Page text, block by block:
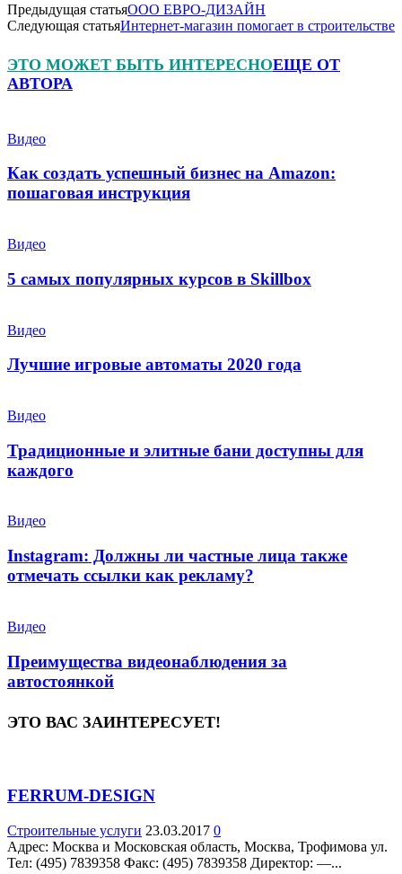
Предыдущая статьяООО ЕВРО-ДИЗАЙН
Следующая статьяИнтернет-магазин помогает в строительстве
ЭТО МОЖЕТ БЫТЬ ИНТЕРЕСНОЕЩЕ ОТ
АВТОРА
Видео
Как создать успешный бизнес на Amazon:
пошаговая инструкция
Видео
5 самых популярных курсов в Skillbox
Видео
Лучшие игровые автоматы 2020 года
Видео
Традиционные и элитные бани доступны для
каждого
Видео
Instagram: Должны ли частные лица также
отмечать ссылки как рекламу?
Видео
Преимущества видеонаблюдения за
автостоянкой
ЭТО ВАС ЗАИНТЕРЕСУЕТ!
FERRUM-DESIGN
Строительные услуги 23.03.2017 0
Адрес: Москва и Московская область, Москва, Трофимова ул.
Teл: (495) 7839358 Факс: (495) 7839358 Директор: —...